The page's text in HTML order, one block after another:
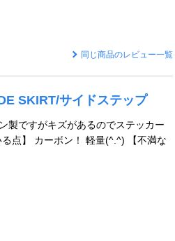
同じ商品のレビュー一覧
SKIRT/サイドステップ
製ですがキズがあるのでステッカー
点】 カーボン！ 軽量(^.^) 【不満な